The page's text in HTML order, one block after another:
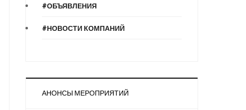
#ОБЪЯВЛЕНИЯ
#НОВОСТИ КОМПАНИЙ
АНОНСЫ МЕРОПРИЯТИЙ